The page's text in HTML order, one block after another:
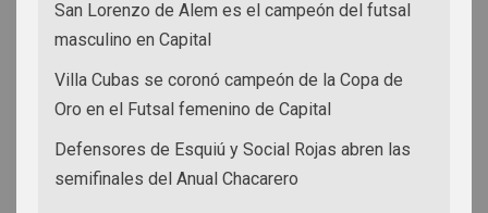
San Lorenzo de Alem es el campeón del futsal
masculino en Capital
Villa Cubas se coronó campeón de la Copa de
Oro en el Futsal femenino de Capital
Defensores de Esquiú y Social Rojas abren las
semifinales del Anual Chacarero